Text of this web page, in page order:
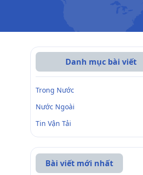
Danh mục bài viết
Trong Nước
Nước Ngoài
Tin Vận Tải
Bài viết mới nhất